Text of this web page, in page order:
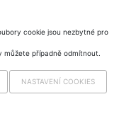
cookie jsou nezbytné pro
můžete případně odmítnout.
NASTAVENÍ COOKIES